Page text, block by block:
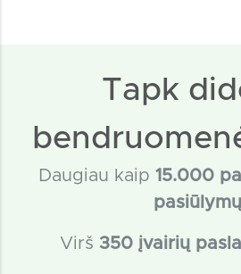
Tapk
Daugiau kaip 15.000
Virš 350 įvairių